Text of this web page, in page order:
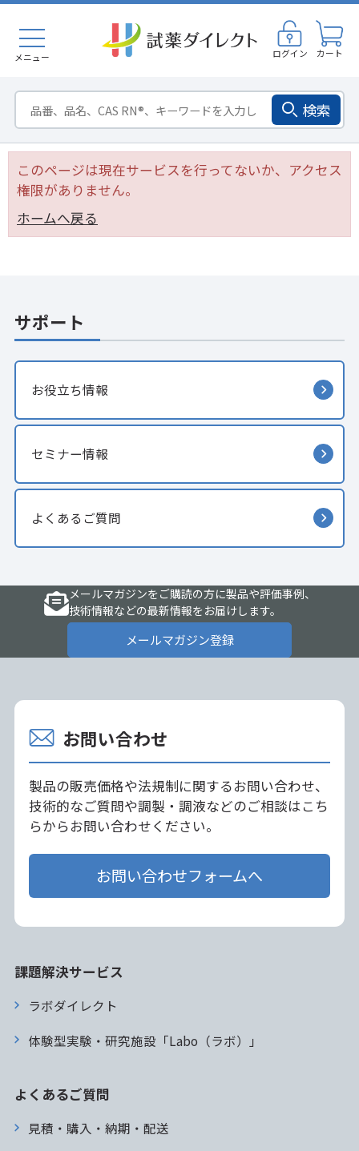
メニュー ログイン カート
検索
このページは現在サービスを行ってないか、アクセス
権限がありません。
ホームへ戻る
サポート
お役立ち情報
セミナー情報
よくあるご質問
メールマガジンをご購読の方に製品や評価事例、
技術情報などの最新情報をお届けします。
メールマガジン登録
お問い合わせ
製品の販売価格や法規制に関するお問い合わせ、
技術的なご質問や調製・調液などのご相談はこち
らからお問い合わせください。
お問い合わせフォームへ
課題解決サービス
ラボダイレクト
体験型実験・研究施設「Labo（ラボ）」
よくあるご質問
見積・購入・納期・配送